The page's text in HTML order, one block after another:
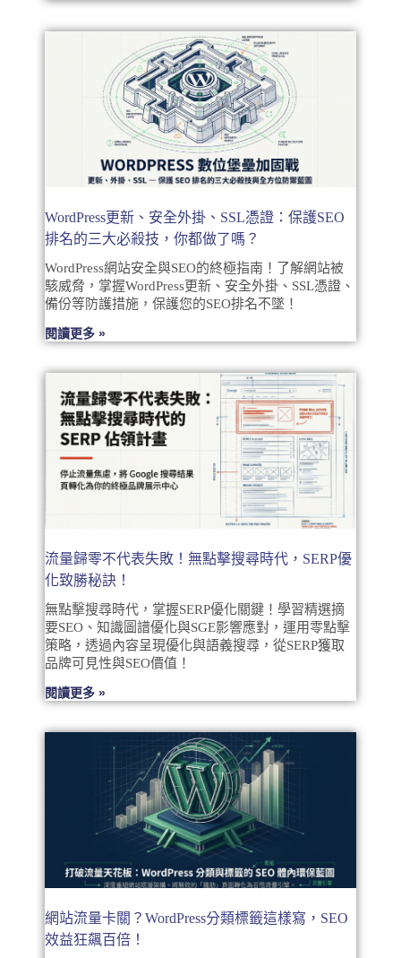
WordPress更新、安全外掛、SSL憑證：保護SEO
排名的三大必殺技，你都做了嗎？
WordPress網站安全與SEO的終極指南！了解網站被
駭威脅，掌握WordPress更新、安全外掛、SSL憑證、
備份等防護措施，保護您的SEO排名不墜！
閱讀更多 »
流量歸零不代表失敗！無點擊搜尋時代，SERP優
化致勝秘訣！
無點擊搜尋時代，掌握SERP優化關鍵！學習精選摘
要SEO、知識圖譜優化與SGE影響應對，運用零點擊
策略，透過內容呈現優化與語義搜尋，從SERP獲取
品牌可見性與SEO價值！
閱讀更多 »
網站流量卡關？WordPress分類標籤這樣寫，SEO
效益狂飆百倍！